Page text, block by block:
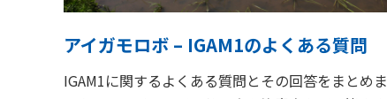
アイガモロボ – IGAM1のよくある質問
IGAM1に関するよくある質問とその回答をまとめま